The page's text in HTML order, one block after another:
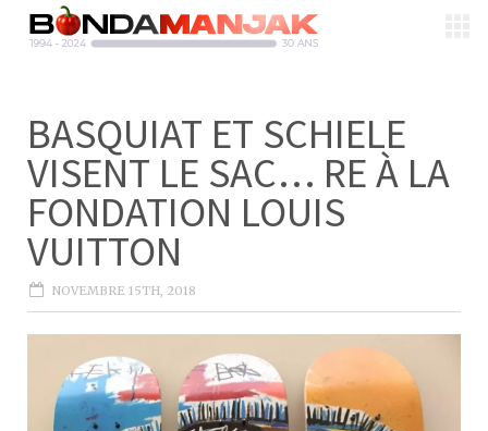
BASQUIAT ET SCHIELE
VISENT LE SAC… RE À LA
FONDATION LOUIS
VUITTON
NOVEMBRE 15TH, 2018